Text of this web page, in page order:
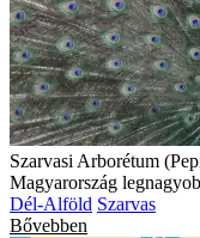
Szarvasi Arborétum
Magyarország
Dél-Alföld Szarvas
Bővebben